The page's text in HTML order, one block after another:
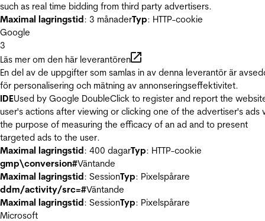
such as real time bidding from third party advertisers.
Maximal lagringstid: 3 månaderTyp: HTTP-cookie
Google
3
Läs mer om den här leverantören
En del av de uppgifter som samlas in av denna leverantör är
för personalisering och mätning av annonseringseffektivitet.
IDEUsed by Google DoubleClick to register and report the
user's actions after viewing or clicking one of the advertiser's ads
the purpose of measuring the efficacy of an ad and to present
targeted ads to the user.
Maximal lagringstid: 400 dagarTyp: HTTP-cookie
gmp\conversion#Väntande
Maximal lagringstid: SessionTyp: Pixelspårare
ddm/activity/src=#Väntande
Maximal lagringstid: SessionTyp: Pixelspårare
Microsoft